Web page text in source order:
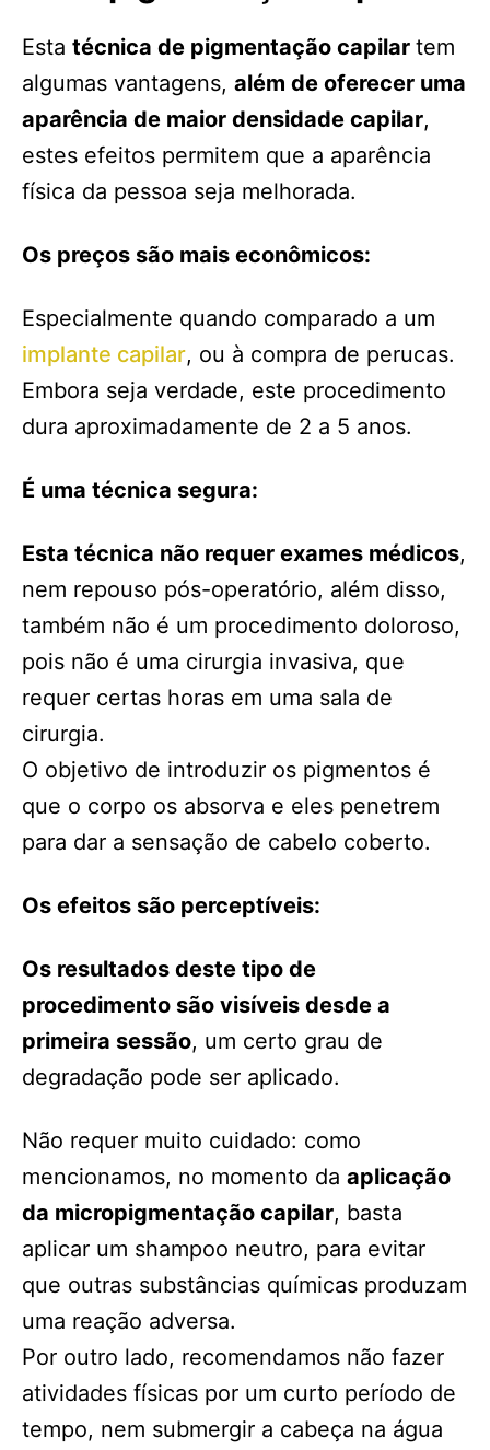
Esta técnica de pigmentação capilar tem
algumas vantagens, além de oferecer uma
aparência de maior densidade capilar,
estes efeitos permitem que a aparência
física da pessoa seja melhorada.
Os preços são mais econômicos:
Especialmente quando comparado a um
implante capilar, ou à compra de perucas.
Embora seja verdade, este procedimento
dura aproximadamente de 2 a 5 anos.
É uma técnica segura:
Esta técnica não requer exames médicos,
nem repouso pós-operatório, além disso,
também não é um procedimento doloroso,
pois não é uma cirurgia invasiva, que
requer certas horas em uma sala de
cirurgia.
O objetivo de introduzir os pigmentos é
que o corpo os absorva e eles penetrem
para dar a sensação de cabelo coberto.
Os efeitos são perceptíveis:
Os resultados deste tipo de
procedimento são visíveis desde a
primeira sessão, um certo grau de
degradação pode ser aplicado.
Não requer muito cuidado: como
mencionamos, no momento da aplicação
da micropigmentação capilar, basta
aplicar um shampoo neutro, para evitar
que outras substâncias químicas produzam
uma reação adversa.
Por outro lado, recomendamos não fazer
atividades físicas por um curto período de
tempo, nem submergir a cabeça na água